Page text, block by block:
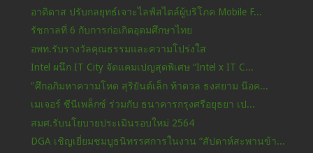
อาดิดาส ปรับกลยุทธ์เจาะไลฟ์สไตล์ผู้บริโภค Mobile F...
รัชกาลที่ 6 กับการก่อเกิดอุดมศึกษาไทย
อพท.รับรางวัลคุณธรรมและความโปร่งใส
Intel ผนึก IT City จัดแคมเปญสุดพิเศษ “Intel x IT C...
"ศึกอภิมหาความโหด สุริยันต์เล็ก ท้าดวล ธงสยาม น๊อค...
เมเจอร์ ซีนีเพล็กซ์ ร่วมกับ ธนาคารกรุงศรีอยุธยา เป...
สมศ.รับนโยบายประเมินรอบใหม่ 2564
DGA เชิญเยี่ยมชมบูธนิทรรศการในงาน “สัปดาห์สะพานข้า...